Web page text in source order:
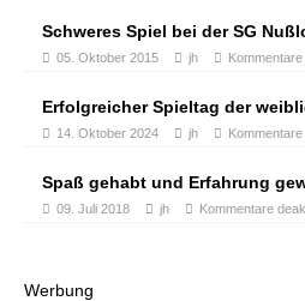
Schweres Spiel bei der SG
05. Oktober 2015 jh
Erfolgreicher Spieltag der
14. Oktober 2024 jh
Spaß gehabt und Erfahrung
09. Juli 2018 jh Kommentare
Werbung